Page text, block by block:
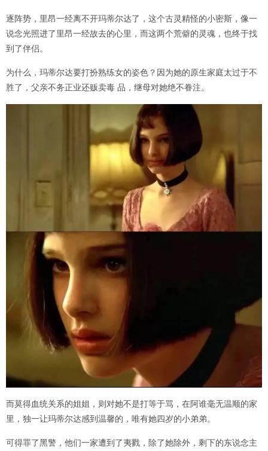
逐阵势，里昂一经离不开玛蒂尔达了，这个古灵精怪的小密斯，像一
说念光照进了里昂一经故去的心里，而这两个荒僻的灵魂，也终于找
到了伴侣。
为什么，玛蒂尔达要打扮熟练女的姿色？因为她的原生家庭太过于不
胜了，父亲不务正业还贩卖毒 品，继母对她绝不眷注。
而莫得血统关系的姐姐，则对她不是打等于骂，在阿谁毫无温顺的家
里，独一让玛蒂尔达感到温馨的，唯有她四岁的小弟弟。
可得罪了黑警，他们一家遭到了夷戮，除了她除外，剩下的东说念主